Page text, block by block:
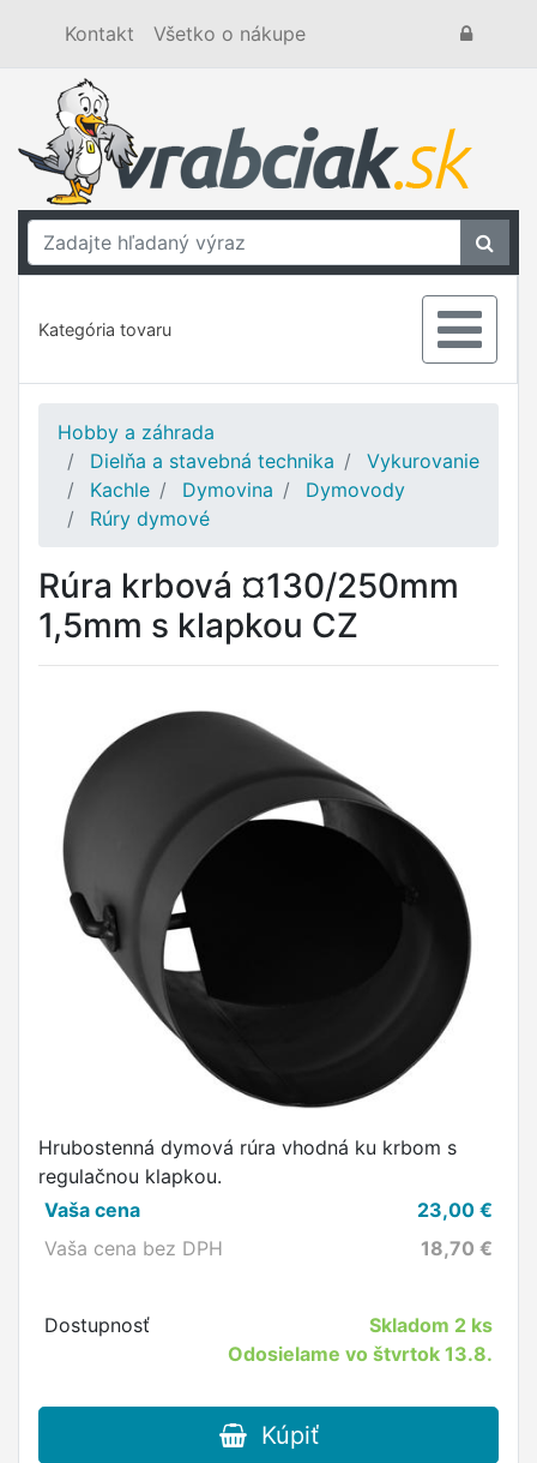
Kontakt Všetko o nákupe
Kategória tovaru
Hobby a záhrada
Dielňa a stavebná technika
Vykurovanie
Kachle
Dymovina
Dymovody
Rúry dymové
Rúra krbová ¤130/250mm
1,5mm s klapkou CZ
Hrubostenná dymová rúra vhodná ku krbom s
regulačnou klapkou.
Vaša cena
23,00 €
Vaša cena bez DPH
18,70 €
Dostupnosť Skladom 2 ks
Odosielame vo štvrtok 13.8.
Kúpiť